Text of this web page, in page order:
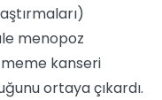
menopoz
kanseri
ortaya çıkardı.